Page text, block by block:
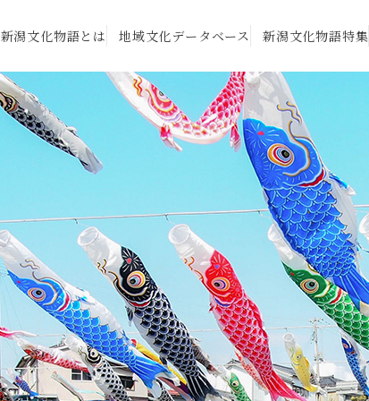
新潟文化物語とは 地域文化データベース 新潟文化物語特集